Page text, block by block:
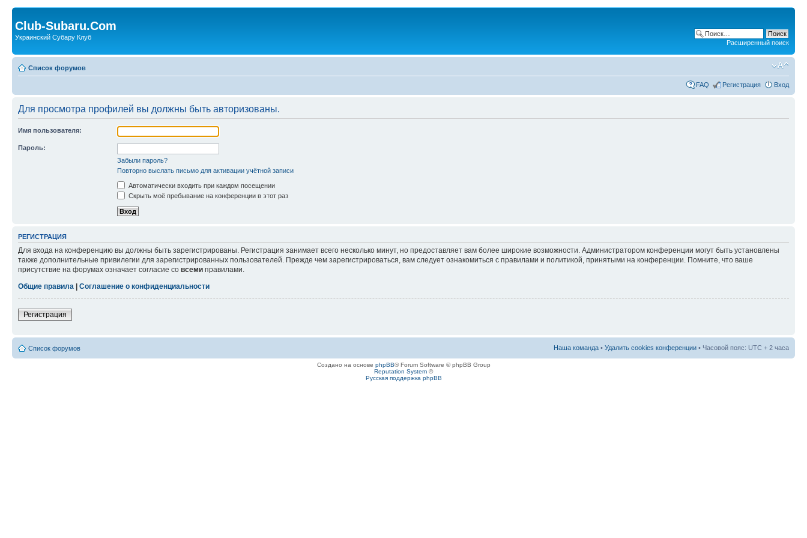
Club-Subaru.Com
Украинский Субару Клуб
Расширенный поиск
Список форумов
FAQ Регистрация Вход
Для просмотра профилей вы должны быть авторизованы.
Имя пользователя:
Пароль:
Забыли пароль?
Повторно выслать письмо для активации учётной записи
Автоматически входить при каждом посещении
Скрыть моё пребывание на конференции в этот раз
РЕГИСТРАЦИЯ
Для входа на конференцию вы должны быть зарегистрированы. Регистрация занимает всего несколько минут, но предоставляет вам более широкие возможности. Администратором конференции могут быть установлены
также дополнительные привилегии для зарегистрированных пользователей. Прежде чем зарегистрироваться, вам следует ознакомиться с правилами и политикой, принятыми на конференции. Помните, что ваше
присутствие на форумах означает согласие со всеми правилами.
Общие правила
Соглашение о конфиденциальности
Регистрация
Список форумов Наша команда • Удалить cookies конференции • Часовой пояс: UTC + 2 часа
Создано на основе phpBB® Forum Software © phpBB Group
Reputation System ©
Русская поддержка phpBB